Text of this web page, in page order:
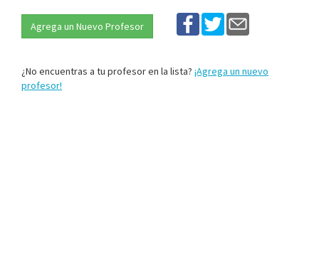
Agrega un Nuevo Profesor
¿No encuentras a tu profesor en la lista? ¡Agrega un nuevo
profesor!